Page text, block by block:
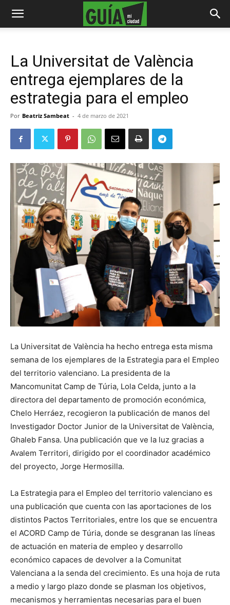
La Universitat de València
entrega ejemplares de la
estrategia para el empleo
Por Beatriz Sambeat - 4 de marzo de 2021
La Universitat de València ha hecho entrega esta misma
semana de los ejemplares de la Estrategia para el Empleo
del territorio valenciano. La presidenta de la
Mancomunitat Camp de Túria, Lola Celda, junto a la
directora del departamento de promoción económica,
Chelo Herráez, recogieron la publicación de manos del
Investigador Doctor Junior de la Universitat de València,
Ghaleb Fansa. Una publicación que ve la luz gracias a
Avalem Territori, dirigido por el coordinador académico
del proyecto, Jorge Hermosilla.
La Estrategia para el Empleo del territorio valenciano es
una publicación que cuenta con las aportaciones de los
distintos Pactos Territoriales, entre los que se encuentra
el ACORD Camp de Túria, donde se desgranan las líneas
de actuación en materia de empleo y desarrollo
económico capaces de devolver a la Comunitat
Valenciana a la senda del crecimiento. Es una hoja de ruta
a medio y largo plazo donde se plasman los objetivos,
mecanismos y herramientas necesarias para el buen